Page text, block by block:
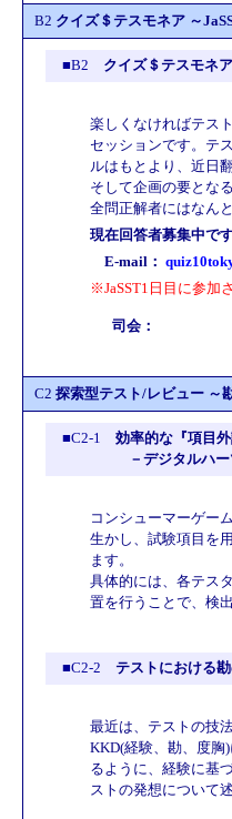
B2 クイズ＄テスモネア ～
■B2 クイズ＄テスモネア
楽しくなければテス
セッションです。テ
ルはもとより、近日
そして企画の要とな
全問正解者にはなん
現在回答者募集中で
E-mail：
※JaSST1日目に参加
司会：
C2 探索型テスト/レビュー ～
■C2-1
効率的な『項目
－デジタルハ
コンシューマーゲー
生かし、試験項目を
ます。
具体的には、各テス
置を行うことで、検
■C2-2 テストにおける
最近は、テストの技
KKD(経験、勘、度胸
るように、経験に基
ストの発想について述